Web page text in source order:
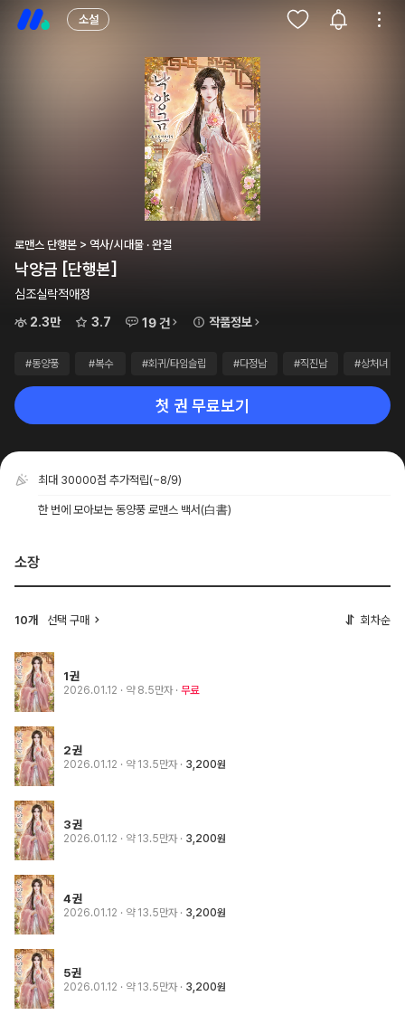
소설
로맨스 단행본 > 역사/시대물 · 완결
낙양금 [단행본]
심조실락적애정
2.3만
3.7 19 건 작품정보
#동양풍 #복수 #회귀/타임슬립 #다정남 #직진남 #상처녀
첫 권 무료보기
최대 30000점 추가적립(~8/9)
한 번에 모아보는 동양풍 로맨스 백서(白書)
소장
10개 선택 구매 회차순
1권
2026.01.12 · 약 8.5만자 무료
2권
2026.01.12 · 약 13.5만자 3,200원
3권
2026.01.12 · 약 13.5만자 3,200원
4권
2026.01.12 · 약 13.5만자 3,200원
5권
2026.01.12 · 약 13.5만자 3,200원